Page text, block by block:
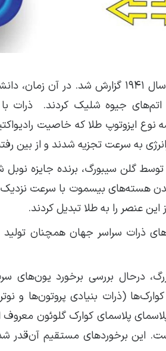
اولین تبدیل موفق فلزات دیگر به طلا در سال
جیوه شلیک کردند. ذرات با
ایزوتوپ طلا که خاصیت
به سرعت تجزیه شدند و از بین
گلن سیبورگ، برنده جایزه نوبل
هسته‌های بیسموت با سرعت نزدیک
عنصر را به طلا تبدیل کردند.
ذرات سراسر جهان همچنان
درحال بررسی برخورد
(ذرات بنیادی پروتون‌ها و
پلاسمای کوارک گلوئون
این برخوردهای مستقیم آن‌قدر